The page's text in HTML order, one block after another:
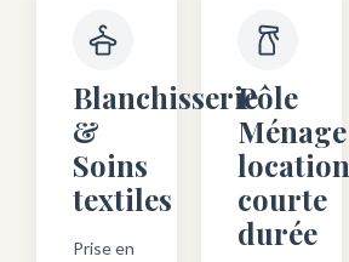
Pôle
Ménage
location
courte
durée
Blanchisserie
&
Soins
textiles
Prise en